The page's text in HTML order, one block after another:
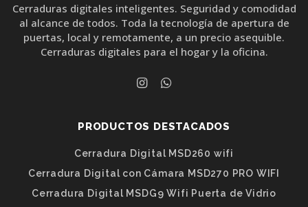
Cerraduras digitales inteligentes. Seguridad y comodidad
al alcance de todos. Toda la tecnología de apertura de
puertas, local y remotamente, a un precio asequible.
Cerraduras digitales para el hogar y la oficina.
PRODUCTOS DESTACADOS
Cerradura Digital MSD260 wifi
Cerradura Digital con Cámara MSD270 PRO WIFI
Cerradura Digital MSDG9 Wifi Puerta de Vidrio